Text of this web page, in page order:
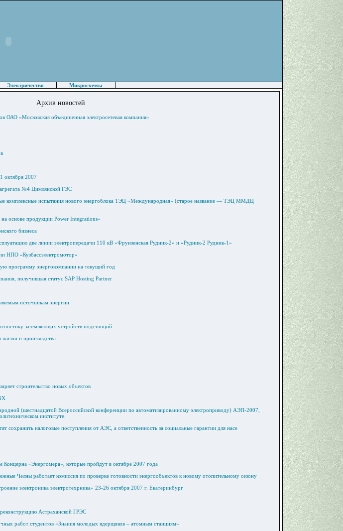
Электричество
Микросхемы
Архив новостей
ОАО «Московская объединенная электросетевая компания»
октября 2007
№4 Цимлянской ГЭС
комплексные испытания нового энергоблока ТЭЦ «Международная» (старое название — ТЭЦ ММДЦ
основе продукции Power Integrations»
бизнеса
две линии электропередачи 110 кВ «Фрунзенская Рудник-2» и «Рудник-2 Рудник-1»
НПО «Кузбассэлектромотор»
программу энергокомпании на текущий год
получившая статус SAP Hosting Partner
источникам энергии
заземляющих устройств подстанций
и производства
строительство новых объектов
(шестнадцатой Всероссийской конференции по автоматизированному электроприводу) АЭП-2007,
институте.
сохранить налоговые поступления от АЭС, а ответственность за социальные гарантии для насе
Концерна «Энергомера», которые пройдут в октябре 2007 года
Челны работает комиссия по проверке готовности энергообъектов к новому отопительному сезону
электроника электротехрника» 23-26 октября 2007 г. Екатеринбург
Астраханской ГРЭС
работ студентов «Знания молодых ядерщиков – атомным станциям»